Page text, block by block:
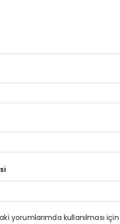
yorumlarımda kullanılması